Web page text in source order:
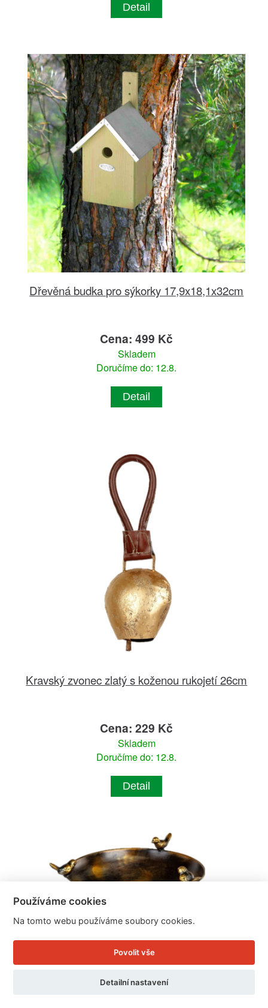
Detail
Dřevěná budka pro sýkorky 17,9x18,1x32cm
Cena: 499 Kč
Skladem
Doručíme do: 12.8.
Detail
Kravský zvonec zlatý s koženou rukojetí 26cm
Cena: 229 Kč
Skladem
Doručíme do: 12.8.
Detail
Používáme cookies
Na tomto webu používáme soubory cookies.
Povolit vše
Detailní nastavení